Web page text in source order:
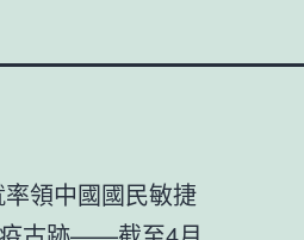
領中國國民敏捷